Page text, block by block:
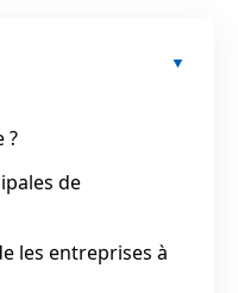
?
de
les entreprises à